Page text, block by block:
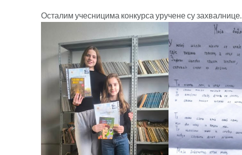
Осталим учесницима конкурса уручене су захвалнице.